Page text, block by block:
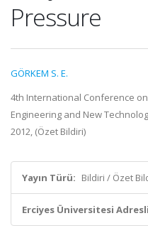
Pressure
GÖRKEM S. E.
4th International Conference
Engineering and New
2012, (Özet Bildiri)
Yayın Türü: Bildiri / Özet
Erciyes Üniversitesi